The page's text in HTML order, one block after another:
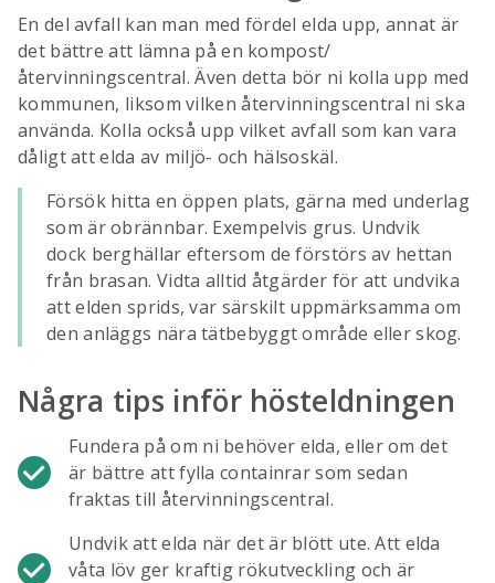
En del avfall kan man med fördel elda upp, annat är
det bättre att lämna på en kompost/
återvinningscentral. Även detta bör ni kolla upp med
kommunen, liksom vilken återvinningscentral ni ska
använda. Kolla också upp vilket avfall som kan vara
dåligt att elda av miljö- och hälsoskäl.
Försök hitta en öppen plats, gärna med underlag
som är obrännbar. Exempelvis grus. Undvik
dock berghällar eftersom de förstörs av hettan
från brasan. Vidta alltid åtgärder för att undvika
att elden sprids, var särskilt uppmärksamma om
den anläggs nära tätbebyggt område eller skog.
Några tips inför hösteldningen
Fundera på om ni behöver elda, eller om det
är bättre att fylla containrar som sedan
fraktas till återvinningscentral.
Undvik att elda när det är blött ute. Att elda
våta löv ger kraftig rökutveckling och är